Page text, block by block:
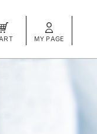
MY PAGE